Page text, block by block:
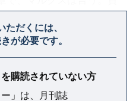
とは何か？
ただくには、
が必要です。
購読されていない方
ー」は、月刊誌